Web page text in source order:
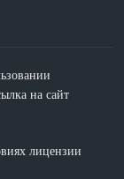
на сайт
лицензии